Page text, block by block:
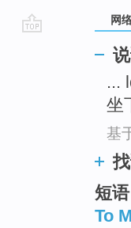
网
...
坐
基
短语
To